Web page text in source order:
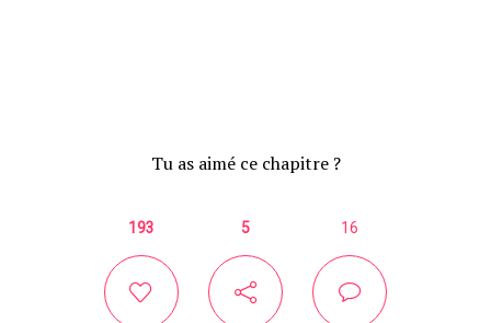
Tu as aimé ce chapitre ?
193 5 16